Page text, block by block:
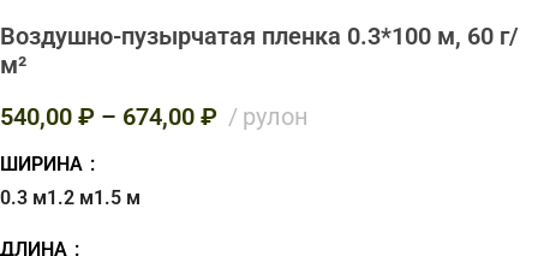
Воздушно-пузырчатая пленка 0.3*100 м, 60 г/
м²
540,00 ₽ – 674,00 ₽ рулон
ШИРИНА
0.3 м1.2 м1.5 м
ДЛИНА